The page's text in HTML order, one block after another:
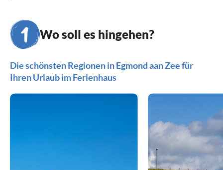
Wo soll es hingehen?
Die schönsten Regionen in Egmond aan Zee für
Ihren Urlaub im Ferienhaus